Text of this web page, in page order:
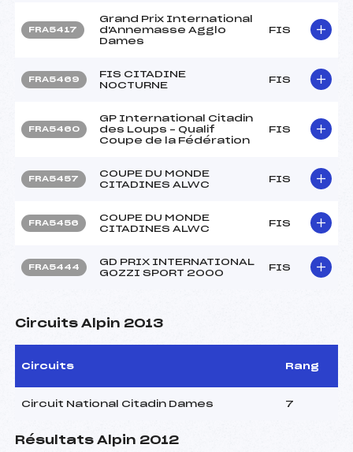
FRA5417
Grand Prix International
d'Annemasse Agglo
Dames
FIS
FRA5469
FIS CITADINE
NOCTURNE
FIS
FRA5460
GP International Citadin
des Loups – Qualif
Coupe de la Fédération
FIS
FRA5457
COUPE DU MONDE
CITADINES ALWC
FIS
FRA5456
COUPE DU MONDE
CITADINES ALWC
FIS
FRA5444
GD PRIX INTERNATIONAL
GOZZI SPORT 2000
FIS
Circuits Alpin 2013
Circuits Rang
Circuit National Citadin Dames 7
Résultats Alpin 2012